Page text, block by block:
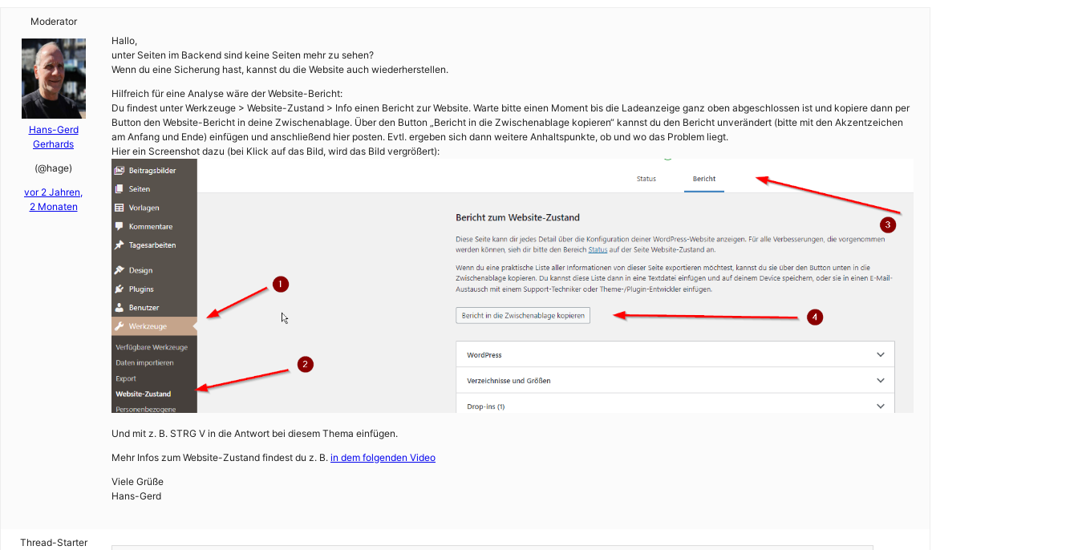
Moderator
Hans-Gerd
Gerhards
(@hage)
vor 2 Jahren,
2 Monaten
Hallo,
unter Seiten im Backend sind keine Seiten mehr zu sehen?
Wenn du eine Sicherung hast, kannst du die Website auch wiederherstellen.
Hilfreich für eine Analyse wäre der Website-Bericht:
Du findest unter Werkzeuge > Website-Zustand > Info einen Bericht zur Website. Warte bitte einen Moment bis die Ladeanzeige ganz oben abgeschlossen ist und kopiere dann per
Button den Website-Bericht in deine Zwischenablage. Über den Button „Bericht in die Zwischenablage kopieren“ kannst du den Bericht unverändert (bitte mit den Akzentzeichen
am Anfang und Ende) einfügen und anschließend hier posten. Evtl. ergeben sich dann weitere Anhaltspunkte, ob und wo das Problem liegt.
Hier ein Screenshot dazu (bei Klick auf das Bild, wird das Bild vergrößert):
Und mit z. B. STRG V in die Antwort bei diesem Thema einfügen.
Mehr Infos zum Website-Zustand findest du z. B. in dem folgenden Video
Viele Grüße
Hans-Gerd
Thread-Starter